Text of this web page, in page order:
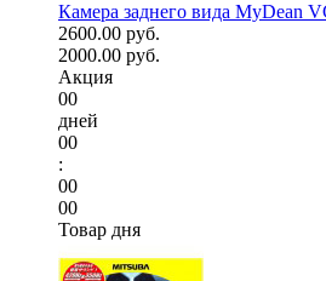
Камера заднего вида MyDean
2600.00 руб.
2000.00 руб.
Акция
00
дней
00
:
00
00
Товар дня